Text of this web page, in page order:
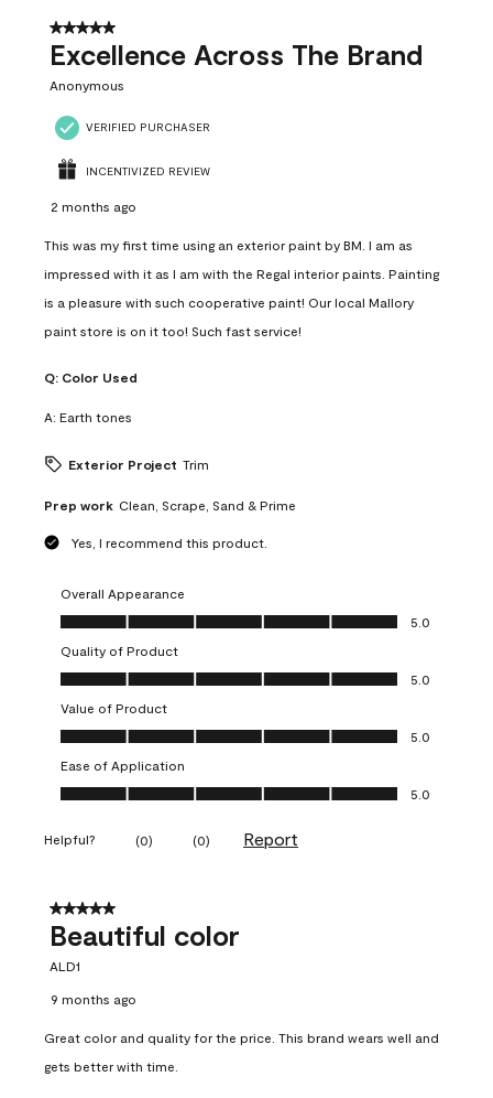
5 out of 5 stars.
Excellence Across The Brand
Anonymous
VERIFIED PURCHASER
INCENTIVIZED REVIEW
2 months ago
This was my first time using an exterior paint by BM. I am as
impressed with it as I am with the Regal interior paints. Painting
is a pleasure with such cooperative paint! Our local Mallory
paint store is on it too! Such fast service!
Q: Color Used
A: Earth tones
Exterior Project Trim
Prep work Clean, Scrape, Sand & Prime
Yes, I recommend this product.
Overall Appearance
Overall Appearance, 5.0 out of 5
5.0
Quality of Product
Quality of Product, 5.0 out of 5
5.0
Value of Product
Value of Product, 5.0 out of 5
5.0
Ease of Application
Ease of Application, 5.0 out of 5
5.0
Helpful? (0) (0) Report
5 out of 5 stars.
Beautiful color
ALD1
9 months ago
Great color and quality for the price. This brand wears well and
gets better with time.